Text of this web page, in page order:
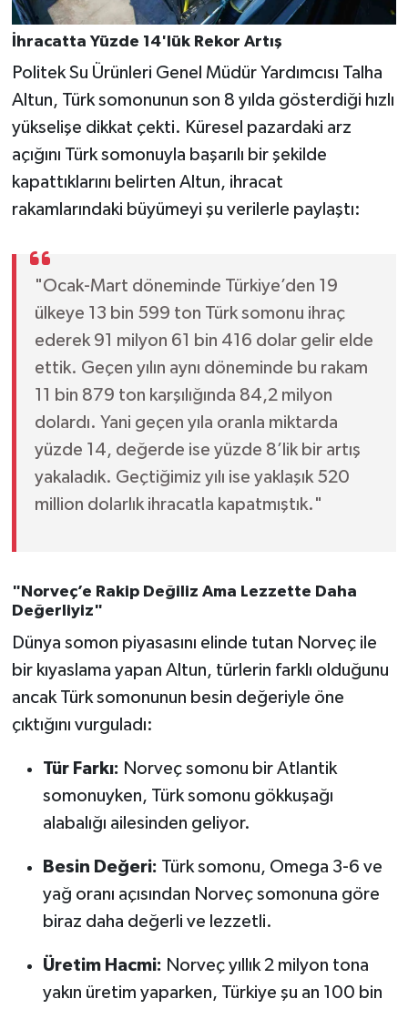
İhracatta Yüzde 14'lük Rekor Artış
Politek Su Ürünleri Genel Müdür Yardımcısı Talha
Altun, Türk somonunun son 8 yılda gösterdiği hızlı
yükselişe dikkat çekti. Küresel pazardaki arz
açığını Türk somonuyla başarılı bir şekilde
kapattıklarını belirten Altun, ihracat
rakamlarındaki büyümeyi şu verilerle paylaştı:
"Ocak-Mart döneminde Türkiye’den 19
ülkeye 13 bin 599 ton Türk somonu ihraç
ederek 91 milyon 61 bin 416 dolar gelir elde
ettik. Geçen yılın aynı döneminde bu rakam
11 bin 879 ton karşılığında 84,2 milyon
dolardı. Yani geçen yıla oranla miktarda
yüzde 14, değerde ise yüzde 8’lik bir artış
yakaladık. Geçtiğimiz yılı ise yaklaşık 520
million dolarlık ihracatla kapatmıştık."
"Norveç’e Rakip Değiliz Ama Lezzette Daha
Değerliyiz"
Dünya somon piyasasını elinde tutan Norveç ile
bir kıyaslama yapan Altun, türlerin farklı olduğunu
ancak Türk somonunun besin değeriyle öne
çıktığını vurguladı:
Tür Farkı: Norveç somonu bir Atlantik
somonuyken, Türk somonu gökkuşağı
alabalığı ailesinden geliyor.
Besin Değeri: Türk somonu, Omega 3-6 ve
yağ oranı açısından Norveç somonuna göre
biraz daha değerli ve lezzetli.
Üretim Hacmi: Norveç yıllık 2 milyon tona
yakın üretim yaparken, Türkiye şu an 100 bin